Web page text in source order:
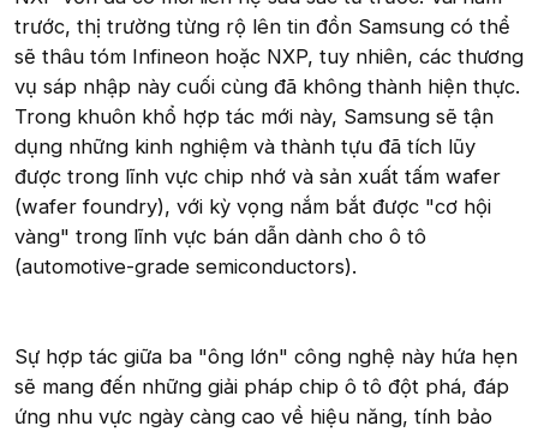
trước, thị trường từng rộ lên tin đồn Samsung có thể
sẽ thâu tóm Infineon hoặc NXP, tuy nhiên, các thương
vụ sáp nhập này cuối cùng đã không thành hiện thực.
Trong khuôn khổ hợp tác mới này, Samsung sẽ tận
dụng những kinh nghiệm và thành tựu đã tích lũy
được trong lĩnh vực chip nhớ và sản xuất tấm wafer
(wafer foundry), với kỳ vọng nắm bắt được "cơ hội
vàng" trong lĩnh vực bán dẫn dành cho ô tô
(automotive-grade semiconductors).
Sự hợp tác giữa ba "ông lớn" công nghệ này hứa hẹn
sẽ mang đến những giải pháp chip ô tô đột phá, đáp
ứng nhu vực ngày càng cao về hiệu năng, tính bảo